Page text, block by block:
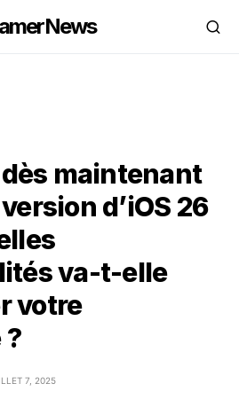
maintenant
d’iOS 26
va-t-elle
votre
7, 2025